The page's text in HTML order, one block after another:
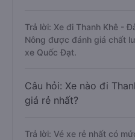
Trả lời: Xe đi Thanh Khê -
Nông được đánh giá chất
xe Quốc Đạt.
Câu hỏi: Xe nào đi
giá rẻ nhất?
Trả lời: Vé xe rẻ nhất có